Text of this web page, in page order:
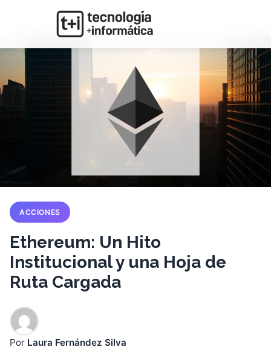
ACCIONES
Ethereum: Un Hito
Institucional y una Hoja de
Ruta Cargada
Por Laura Fernández Silva